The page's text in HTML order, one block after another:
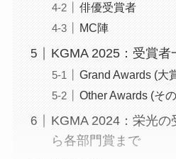
俳優受賞者
MC陣
KGMA 2025：受賞者
Grand Awards (大
Other Awards (そ
KGMA 2024：栄光
ら各部門賞まで